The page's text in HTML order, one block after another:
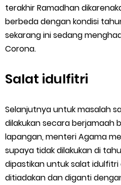
terakhir Ramadhan
berbeda dengan kondisi
sekarang ini sedang
Corona.
Salat idulfitri
Selanjutnya untuk masalah
dilakukan secara berjamaah
lapangan, menteri Agama
supaya tidak dilakukan di
dipastikan untuk salat
ditiadakan dan diganti